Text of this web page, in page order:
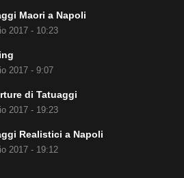
Maori a Napoli
2017 - 10:23
2017 - 9:07
di Tatuaggi
2017 - 19:23
Realistici a Napoli
2017 - 19:12